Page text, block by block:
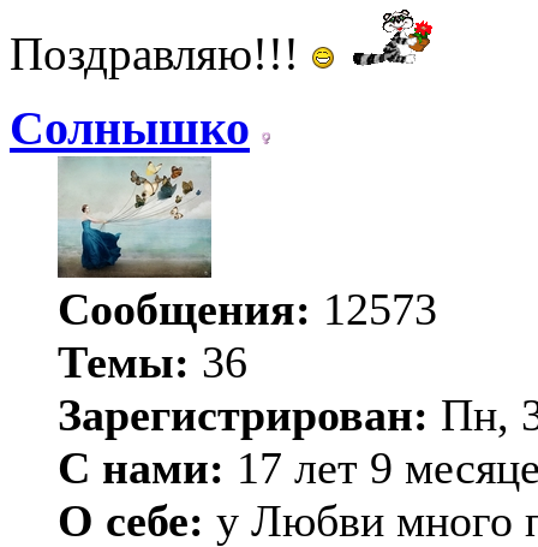
Поздравляю!!!
Солнышко
Сообщения: 12573
Темы: 36
Зарегистрирован: Пн,
С нами: 17 лет 9
О себе: у Любви много